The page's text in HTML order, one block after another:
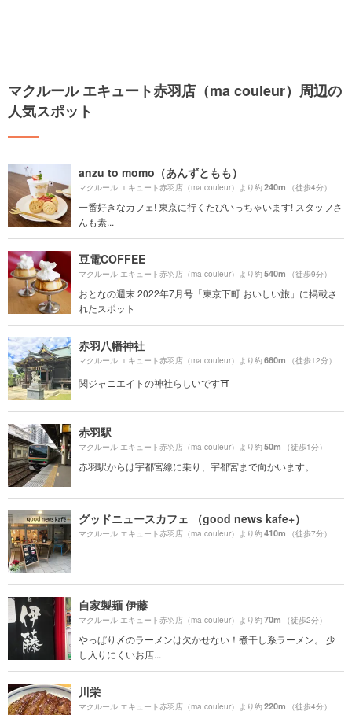
マクルール エキュート赤羽店（ma couleur）周辺の
人気スポット
anzu to momo（あんずともも）
マクルール エキュート赤羽店（ma couleur）より約240m （徒歩4分）
一番好きなカフェ! 東京に行くたびいっちゃいます! スタッフさ
んも素...
豆電COFFEE
マクルール エキュート赤羽店（ma couleur）より約540m （徒歩9分）
おとなの週末 2022年7月号「東京下町 おいしい旅」に掲載さ
れたスポット
赤羽八幡神社
マクルール エキュート赤羽店（ma couleur）より約660m （徒歩12分）
関ジャニエイトの神社らしいです⛩
赤羽駅
マクルール エキュート赤羽店（ma couleur）より約50m （徒歩1分）
赤羽駅からは宇都宮線に乗り、宇都宮まで向かいます。
グッドニュースカフェ （good news kafe+）
マクルール エキュート赤羽店（ma couleur）より約410m （徒歩7分）
自家製麺 伊藤
マクルール エキュート赤羽店（ma couleur）より約70m （徒歩2分）
やっぱり〆のラーメンは欠かせない！煮干し系ラーメン。 少
し入りにくいお店...
川栄
マクルール エキュート赤羽店（ma couleur）より約220m （徒歩4分）